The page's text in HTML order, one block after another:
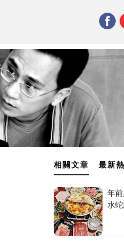
相關文章 最新
年
水